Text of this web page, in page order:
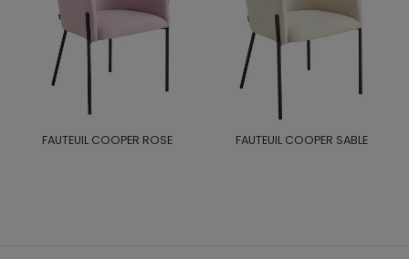
FAUTEUIL COOPER ROSE FAUTEUIL COOPER SABLE